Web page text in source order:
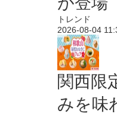
トレンド
2026-08-04
関西限
みを味